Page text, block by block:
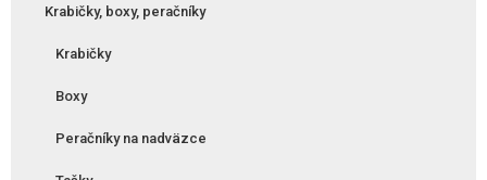
Krabičky, boxy, peračníky
Krabičky
Boxy
Peračníky na nadväzce